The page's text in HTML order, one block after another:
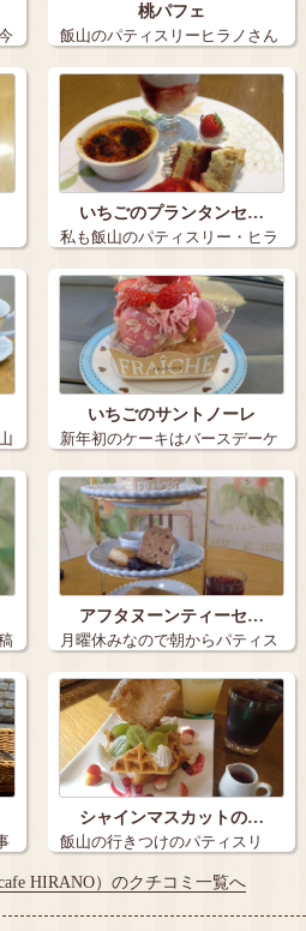
桃パフェ
飯山のパティスリーヒラノさん
で桃が出たと…
いちごのプランタンセ…
私も飯山のパティスリー・ヒラ
ノさんでいち…
いちごのサントノーレ
新年初のケーキはバースデーケ
ーキも兼ねて…
アフタヌーンティーセ…
月曜休みなので朝からパティス
リーヒラノさ…
シャインマスカットの…
飯山の行きつけのパティスリ
HIRANO）のクチコミ一覧へ